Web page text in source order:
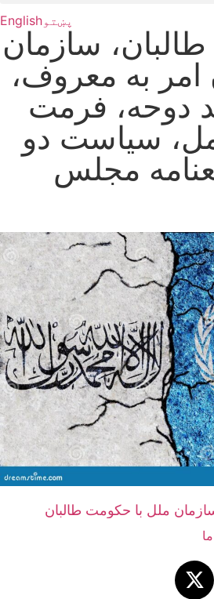
پښتوEnglish
طالبان، سازمان
امر به معروف،
دوحه، فرمت
سیاست دو
مجلس
ملل با حکومت طالبان